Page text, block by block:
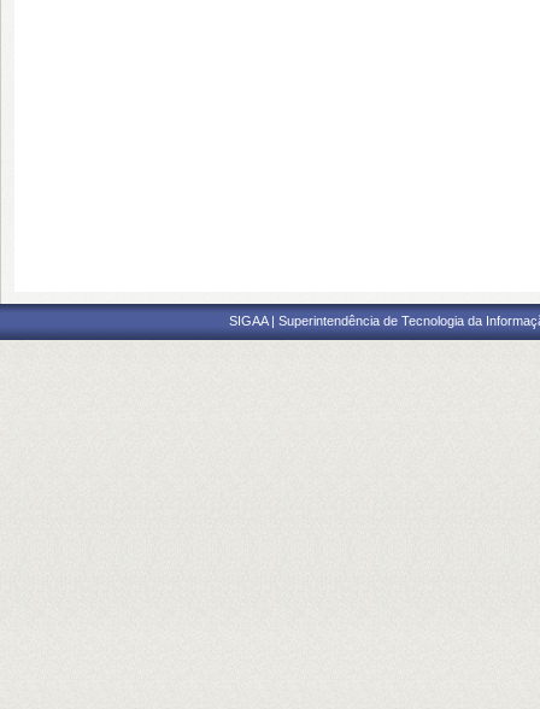
SIGAA | Superintendência de Tecnologia da